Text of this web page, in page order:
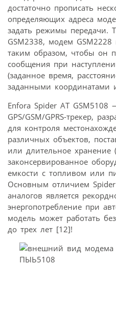
достаточно прописать
определяющих адреса
задать режимы передачи.
GSM2338, модем
таким образом, чтобы он
сообщения при
(заданное время,
заданными координатами
Enfora Spider AT
GPS/GSM/GPRS-трекер,
для контроля
различных объектов,
или длительное хранение
законсервированное
емкости с топливом или
Основным отличием
аналогов является
энергопотребление при
модель может работать
до трех лет [12]!